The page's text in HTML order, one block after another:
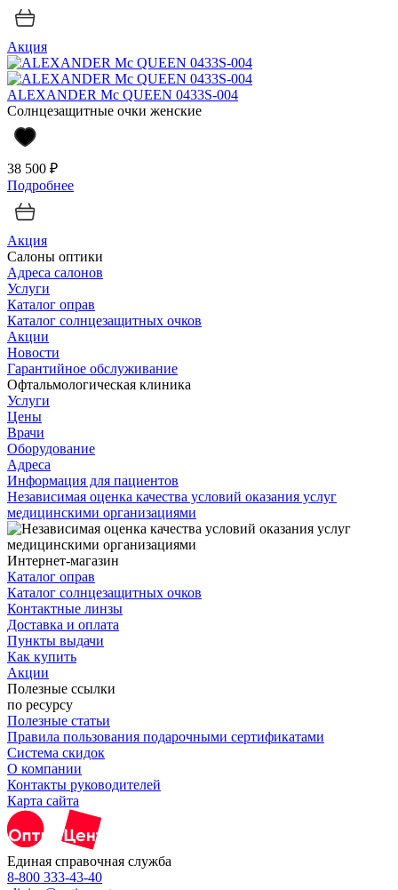
Акция
ALEXANDER Mc QUEEN 0433S-004
Солнцезащитные очки женские
38 500 ₽
Подробнее
Акция
Салоны оптики
Адреса салонов
Услуги
Каталог оправ
Каталог солнцезащитных очков
Акции
Новости
Гарантийное обслуживание
Офтальмологическая клиника
Услуги
Цены
Врачи
Оборудование
Адреса
Информация для пациентов
Независимая оценка качества условий оказания услуг
медицинскими организациями
Интернет-магазин
Каталог оправ
Каталог солнцезащитных очков
Контактные линзы
Доставка и оплата
Пункты выдачи
Как купить
Акции
Полезные ссылки
по ресурсу
Полезные статьи
Правила пользования подарочными сертификатами
Система скидок
О компании
Контакты руководителей
Карта сайта
Единая справочная служба
8-800 333-43-40